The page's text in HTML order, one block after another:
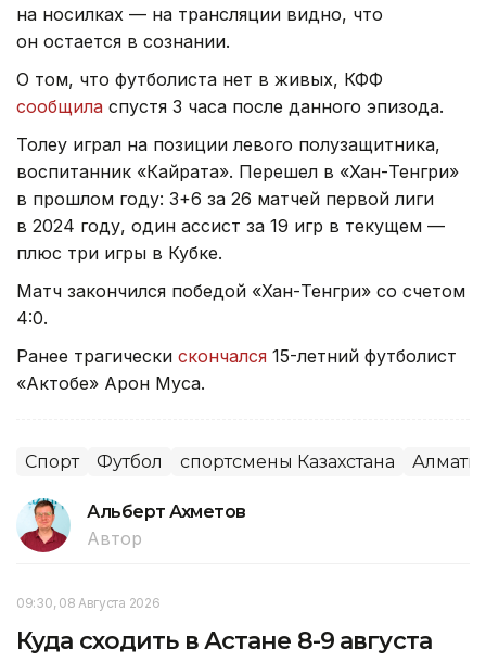
на носилках — на трансляции видно, что
он остается в сознании.
О том, что футболиста нет в живых, КФФ
сообщила спустя 3 часа после данного эпизода.
Толеу играл на позиции левого полузащитника,
воспитанник «Кайрата». Перешел в «Хан-Тенгри»
в прошлом году: 3+6 за 26 матчей первой лиги
в 2024 году, один ассист за 19 игр в текущем —
плюс три игры в Кубке.
Матч закончился победой «Хан-Тенгри» со счетом
4:0.
Ранее трагически скончался 15-летний футболист
«Актобе» Арон Муса.
Спорт Футбол спортсмены Казахстана Алматы
Альберт Ахметов
Автор
09:30, 08 Августа 2026
Куда сходить в Астане 8-9 августа